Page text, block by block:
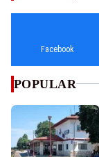
Facebook
POPULAR